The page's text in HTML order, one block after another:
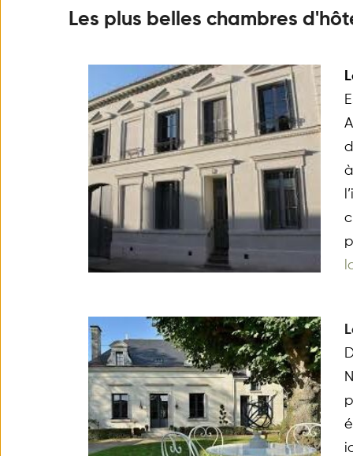
Les plus belles chambres